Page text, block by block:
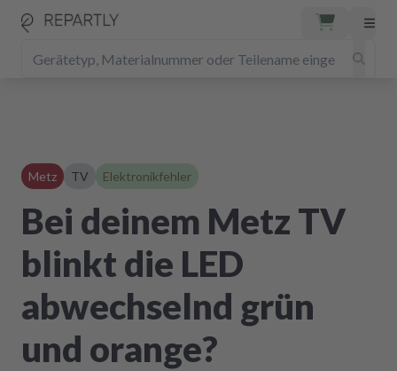
Metz TV Elektronikfehler
Bei deinem Metz TV
blinkt die LED
abwechselnd grün
und orange?